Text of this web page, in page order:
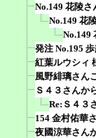
No.149 花陵
No.149 花
No.149
発注 No.195 歩
紅葉ルウシィ
風野緋璃さん
Ｓ４３さんか
Re:Ｓ４３
154 金村佑華
夜國涼華さん